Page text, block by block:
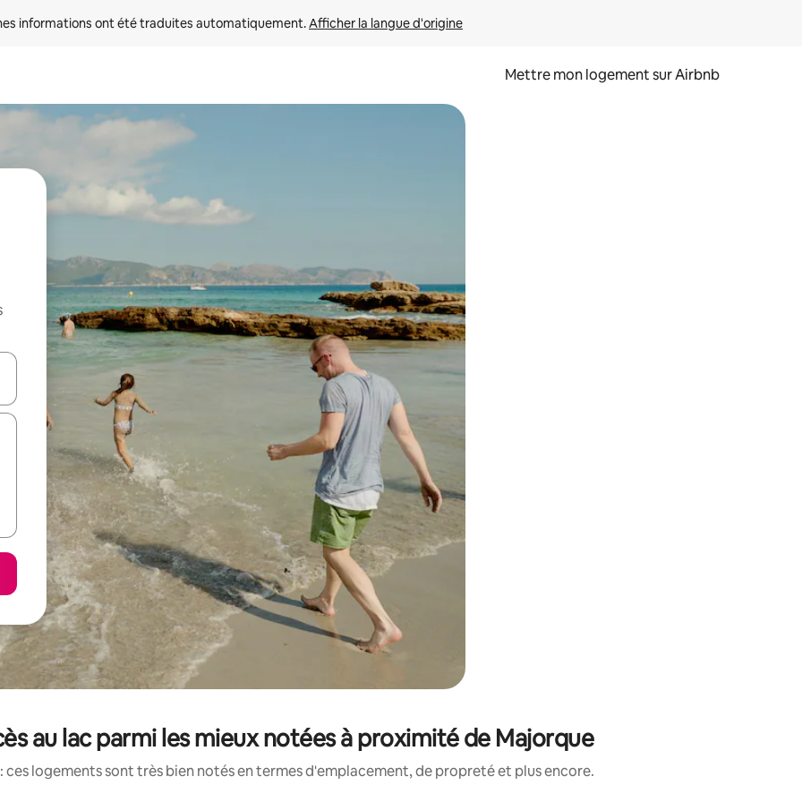
informations ont été traduites automatiquement. Afficher la langue d'origine
Mettre mon logement sur Airbnb
le haut et vers le bas pour les parcourir ou en appuyant et en faisant glisser.
au lac parmi les mieux notées à proximité de Majorque
ces logements sont très bien notés en termes d'emplacement, de propreté et plus encore.